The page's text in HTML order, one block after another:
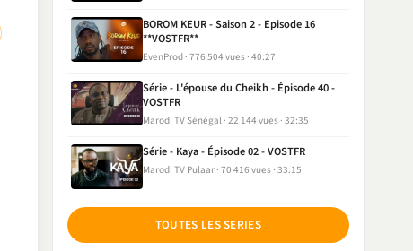
BOROM KEUR - Saison 2 - Episode 16
**VOSTFR**
EvenProd 776 504 vues 40:27
Série - L'épouse du Cheikh - Épisode 40 -
VOSTFR
Marodi TV Sénégal 22 144 vues 32:35
Série - Kaya - Épisode 02 - VOSTFR
Marodi TV Pulaar 70 416 vues 33:15
TOUTES LES SERIES